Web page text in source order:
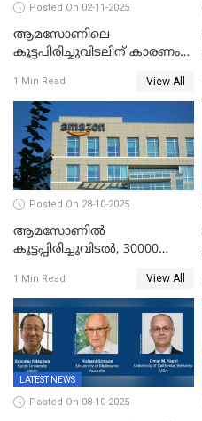
Posted On 02-11-2025
ആമസോണിലെ
കൂട്ടപിരിച്ചുവിടലിന് കാരണം
വെളിപ്പെടുത്തലുമായി CEO
ആന്റി ജാസി
1 Min Read View All
Posted On 28-10-2025
ആമസോണില്‍
കൂട്ടപ്പിരിച്ചുവിടല്‍, 30000
1 Min Read View All
LATEST NEWS
Posted On 08-10-2025